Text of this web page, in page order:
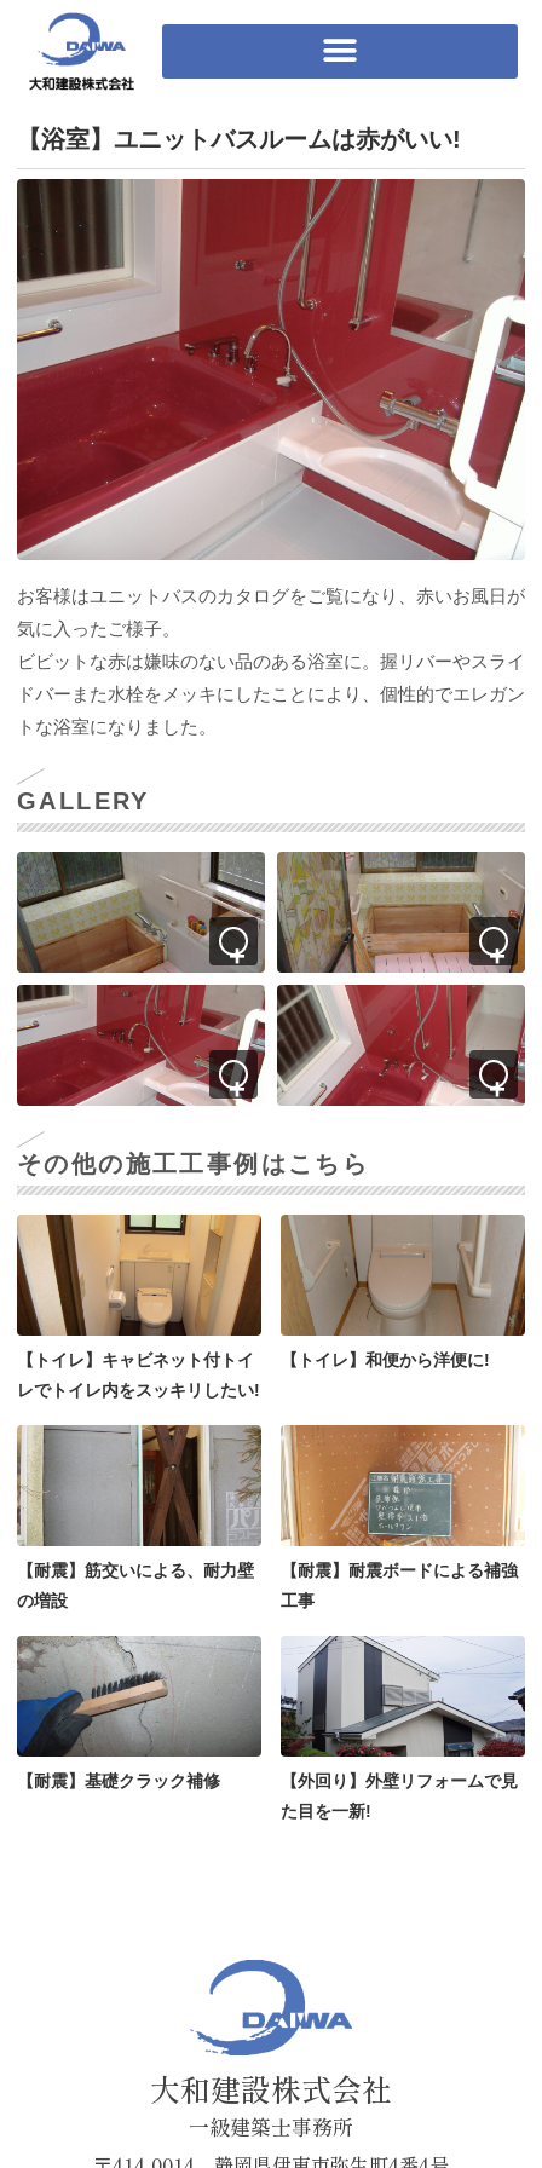
【浴室】ユニットバスルームは赤がいい!
お客様はユニットバスのカタログをご覧になり、赤いお風日が
気に入ったご様子。
ビビットな赤は嫌味のない品のある浴室に。握リバーやスライ
ドバーまた水栓をメッキにしたことにより、個性的でエレガン
トな浴室になりました。
GALLERY
その他の施工工事例はこちら
【トイレ】キャビネット付トイ
レでトイレ内をスッキリしたい!
【トイレ】和便から洋便に!
【耐震】筋交いによる、耐力壁
の増設
【耐震】耐震ボードによる補強
工事
【耐震】基礎クラック補修
【外回り】外壁リフォームで見
た目を一新!
大和建設株式会社
一級建築士事務所